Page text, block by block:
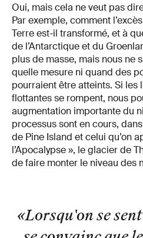
Oui, mais cela ne veut pas
Par exemple, comment
Terre est-il transformé, et à
de l’Antarctique et du
plus de masse, mais nous ne
quelle mesure ni quand des
pourraient être atteints. Si les
flottantes se rompent, nous
augmentation importante du
processus sont en cours,
de Pine Island et celui qu’on
l’Apocalypse », le glacier de
de faire monter le niveau des
«Lorsqu'on se